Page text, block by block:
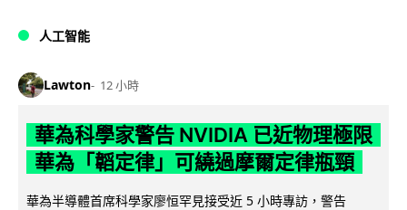
人工智能
Lawton 12 小時
華為科學家警告 NVIDIA 已近物理極限
華為「韜定律」可繞過摩爾定律瓶頸
華為半導體首席科學家廖恒罕見接受近 5 小時專訪，警告